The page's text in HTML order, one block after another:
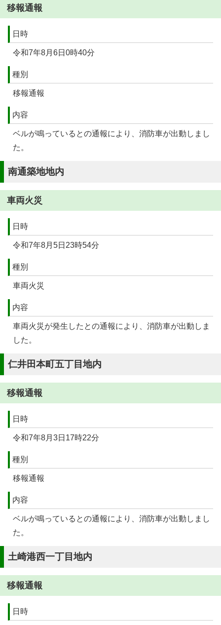
移報通報
日時
令和7年8月6日0時40分
種別
移報通報
内容
ベルが鳴っているとの通報により、消防車が出動しまし
た。
南通築地地内
車両火災
日時
令和7年8月5日23時54分
種別
車両火災
内容
車両火災が発生したとの通報により、消防車が出動しま
した。
仁井田本町五丁目地内
移報通報
日時
令和7年8月3日17時22分
種別
移報通報
内容
ベルが鳴っているとの通報により、消防車が出動しまし
た。
土崎港西一丁目地内
移報通報
日時